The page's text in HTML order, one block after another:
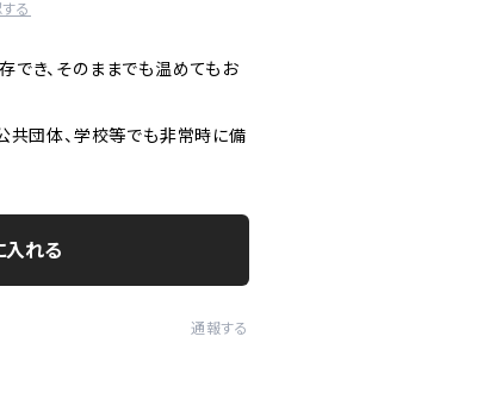
る
でき、そのままでも温めてもお
共団体、学校等でも非常時に備
入れる
通報する